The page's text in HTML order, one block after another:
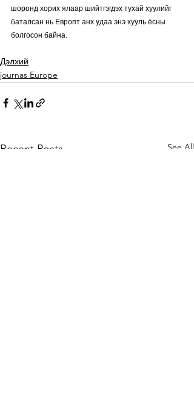
шоронд хорих ялаар шийтгэгдэх тухай хуулийг
баталсан нь Европт анх удаа энэ хууль ёсны
болгосон байна.
Дэлхий
journas Europe
Recent Posts See All